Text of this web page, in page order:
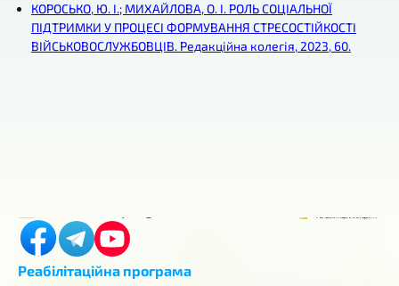
КОРОСЬКО, Ю. І.; МИХАЙЛОВА, О. І. РОЛЬ СОЦІАЛЬНОЇ
ПІДТРИМКИ У ПРОЦЕСІ ФОРМУВАННЯ СТРЕСОСТІЙКОСТІ
ВІЙСЬКОВОСЛУЖБОВЦІВ. Редакційна колегія, 2023, 60.
Реабілітаційна програма